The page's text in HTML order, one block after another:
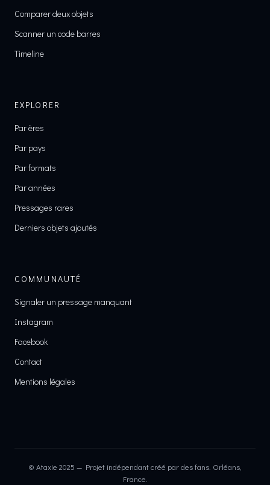
Comparer deux objets
Scanner un code barres
Timeline
EXPLORER
Par ères
Par pays
Par formats
Par années
Pressages rares
Derniers objets ajoutés
COMMUNAUTÉ
Signaler un pressage manquant
Instagram
Facebook
Contact
Mentions légales
© Ataxie 2025 — Projet indépendant créé par des fans. Orléans,
France.